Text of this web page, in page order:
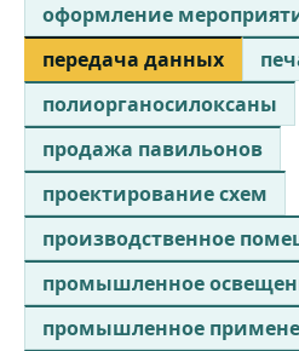
оформление
передача данных
полиорганосилоксаны
продажа павильонов
проектирование схем
производственное
промышленное
промышленное